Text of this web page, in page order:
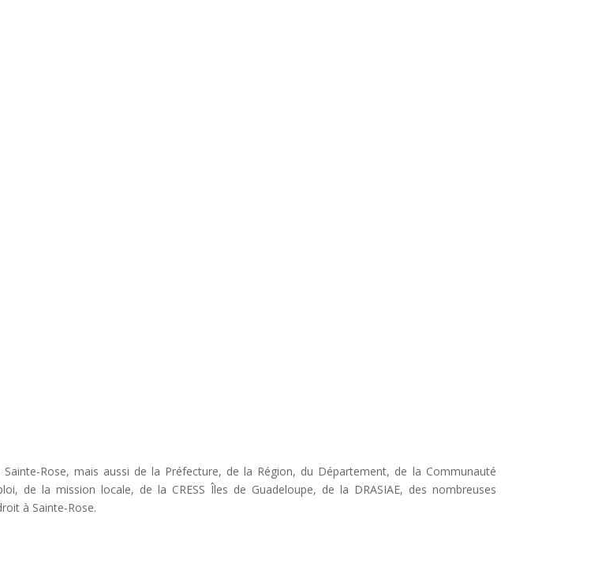
Rose, mais aussi de la Préfecture, de la Région, du Département, de la Communauté
de la mission locale, de la CRESS Îles de Guadeloupe, de la DRASIAE, des nombreuses
à Sainte-Rose.